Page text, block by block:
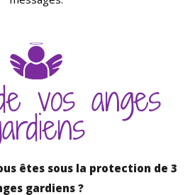
vos anges
êtes sous la protection de 3
gardiens ?